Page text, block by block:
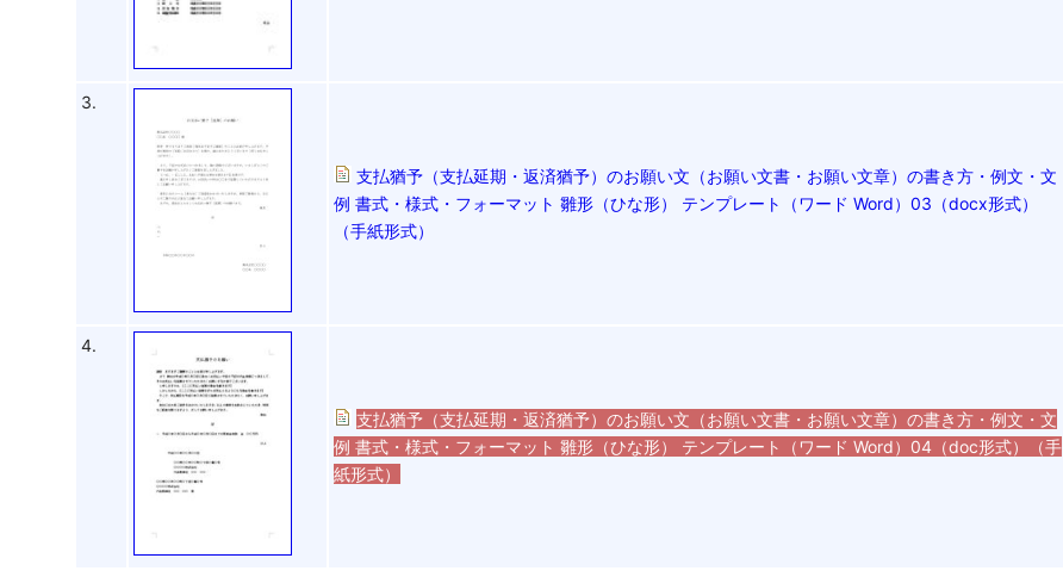
3.
支払猶予（支払延期・返済猶予）のお願い文（お願い文書・お願い文章）の書き方・例文・文
例 書式・様式・フォーマット 雛形（ひな形） テンプレート（ワード Word）03（docx形式）
（手紙形式）
4.
支払猶予（支払延期・返済猶予）のお願い文（お願い文書・お願い文章）の書き方・例文・文
例 書式・様式・フォーマット 雛形（ひな形） テンプレート（ワード Word）04（doc形式）（手
紙形式）